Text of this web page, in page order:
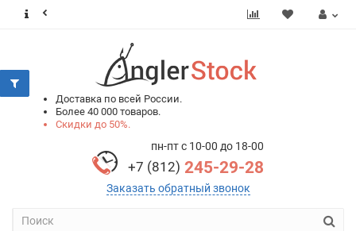
Доставка по всей России.
Более 40 000 товаров.
Скидки до 50%.
пн-пт с 10-00 до 18-00
+7 (812) 245-29-28
Заказать обратный звонок